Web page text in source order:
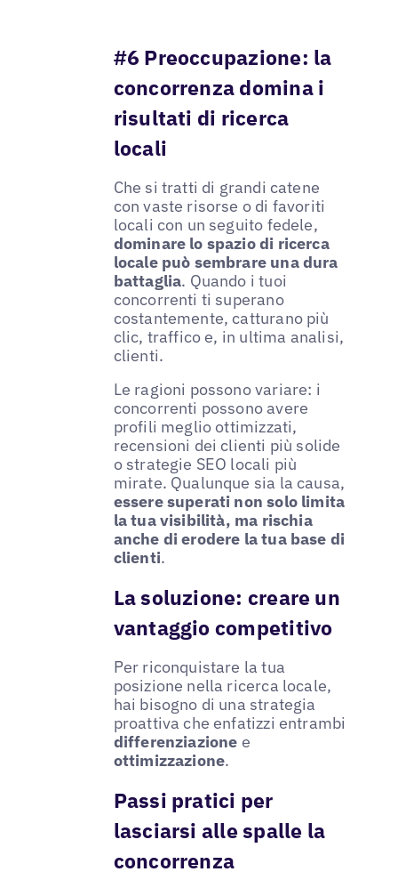
#6 Preoccupazione: la
concorrenza domina i
risultati di ricerca
locali
Che si tratti di grandi catene
con vaste risorse o di favoriti
locali con un seguito fedele,
dominare lo spazio di ricerca
locale può sembrare una dura
battaglia. Quando i tuoi
concorrenti ti superano
costantemente, catturano più
clic, traffico e, in ultima analisi,
clienti.
Le ragioni possono variare: i
concorrenti possono avere
profili meglio ottimizzati,
recensioni dei clienti più solide
o strategie SEO locali più
mirate. Qualunque sia la causa,
essere superati non solo limita
la tua visibilità, ma rischia
anche di erodere la tua base di
clienti.
La soluzione: creare un
vantaggio competitivo
Per riconquistare la tua
posizione nella ricerca locale,
hai bisogno di una strategia
proattiva che enfatizzi entrambi
differenziazione e
ottimizzazione.
Passi pratici per
lasciarsi alle spalle la
concorrenza